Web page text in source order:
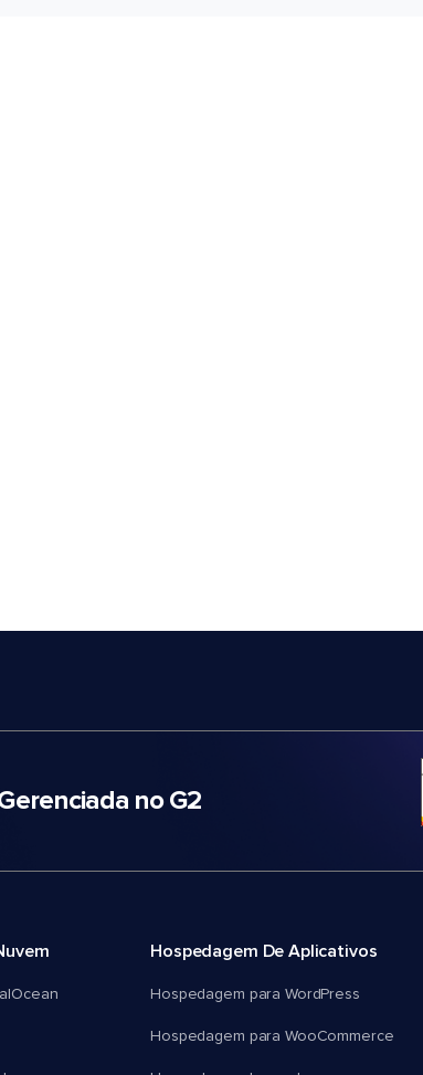
no G2
Hospedagem De Aplicativos
Hospedagem para WordPress
Hospedagem para WooCommerce